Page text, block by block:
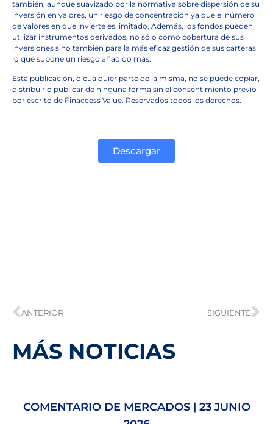
también, aunque suavizado por la normativa sobre dispersión de su
inversión en valores, un riesgo de concentración ya que el número
de valores en que invierte es limitado. Además, los fondos pueden
utilizar instrumentos derivados, no sólo como cobertura de sus
inversiones sino también para la más eficaz gestión de sus carteras
lo que supone un riesgo añadido más.
Esta publicación, o cualquier parte de la misma, no se puede copiar,
distribuir o publicar de ninguna forma sin el consentimiento previo
por escrito de Finaccess Value. Reservados todos los derechos.
Descargar
ANTERIOR SIGUIENTE
MÁS NOTICIAS
COMENTARIO DE MERCADOS | 23 JUNIO